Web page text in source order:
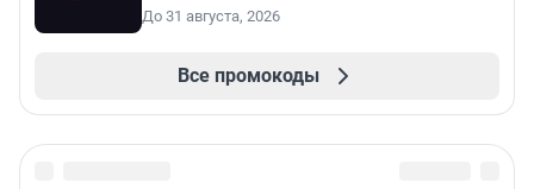
До 31 августа, 2026
Все промокоды